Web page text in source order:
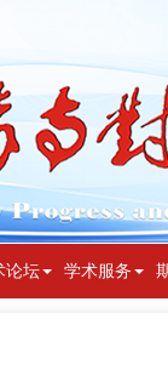
论坛 学术服务